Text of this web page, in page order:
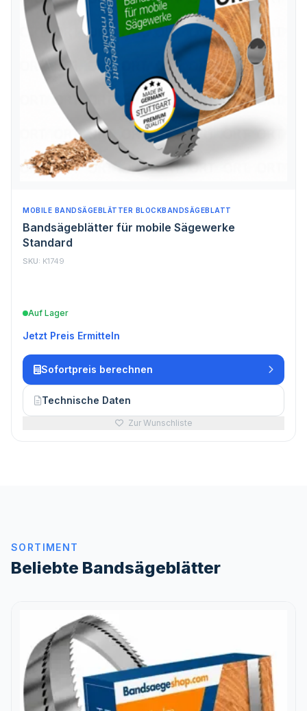
MOBILE BANDSÄGEBLÄTTER BLOCKBANDSÄGEBLATT
Bandsägeblätter für mobile Sägewerke
Standard
SKU: K1749
Auf Lager
Jetzt Preis Ermitteln
Sofortpreis berechnen
Technische Daten
Zur Wunschliste
SORTIMENT
Beliebte Bandsägeblätter